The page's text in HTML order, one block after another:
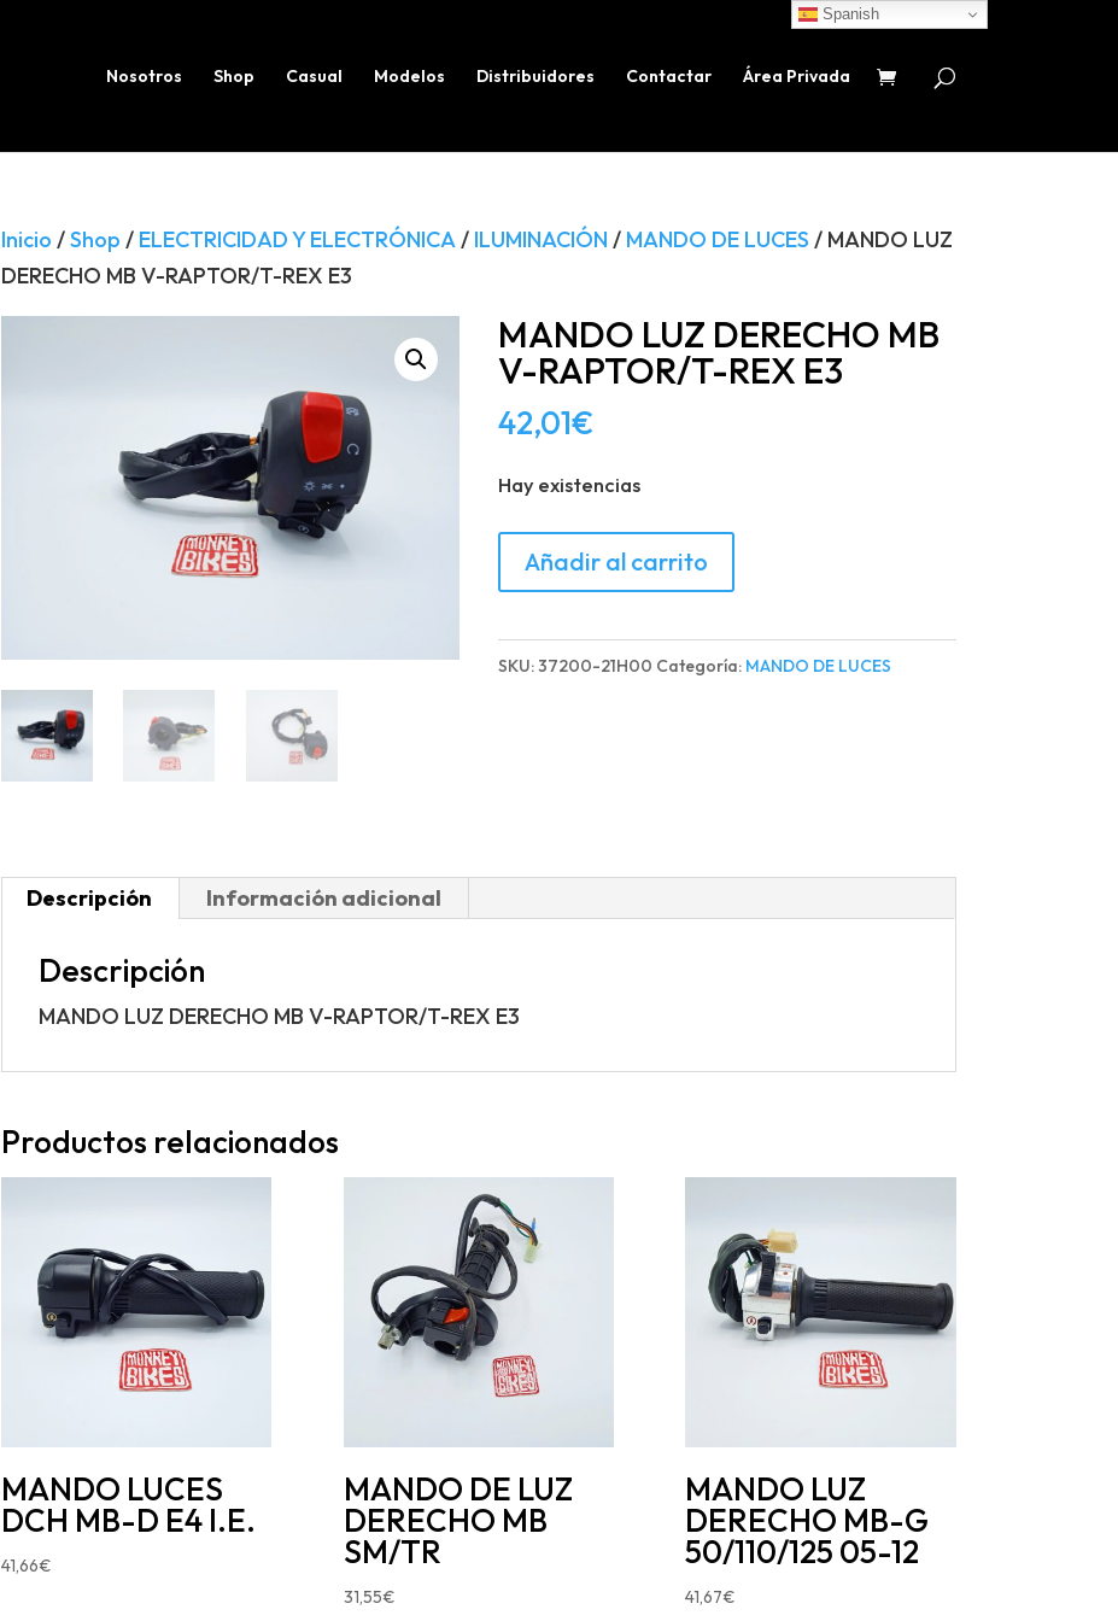
Nosotros Shop Casual Modelos Distribuidores Contactar Área Privada
productos
Inicio /Shop / ELECTRICIDAD Y ELECTRÓNICA/ ILUMINACIÓN / MANDO DE LUCES / MANDO LUZ
DERECHO MB V-RAPTOR/T-REX E3
MANDO LUZ DERECHO MB
V-RAPTOR/T-REX E3
42,01€
Hay existencias
MANDO
LUZ
MB
Añadir al carrito
SKU:37200-21H00 Categoría: MANDO DE LUCES
Descripción Información adicional
Descripción
MANDO LUZ DERECHO MB V-RAPTOR/T-REX E3
Productos relacionados
MANDO LUCES
DCH MB-D E4 I.E.
41,66€
MANDO DE LUZ
DERECHO MB
SM/TR
31,55€
MANDO LUZ
DERECHO MB-G
50/110/125 05-12
41,67€
Spanish